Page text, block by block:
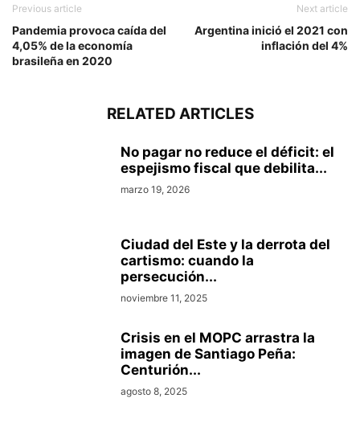
Previous article
Pandemia provoca caída del
4,05% de la economía
brasileña en 2020
Next article
Argentina inició el 2021 con
inflación del 4%
RELATED ARTICLES
No pagar no reduce el déficit: el
espejismo fiscal que debilita...
marzo 19, 2026
Ciudad del Este y la derrota del
cartismo: cuando la
persecución...
noviembre 11, 2025
Crisis en el MOPC arrastra la
imagen de Santiago Peña:
Centurión...
agosto 8, 2025